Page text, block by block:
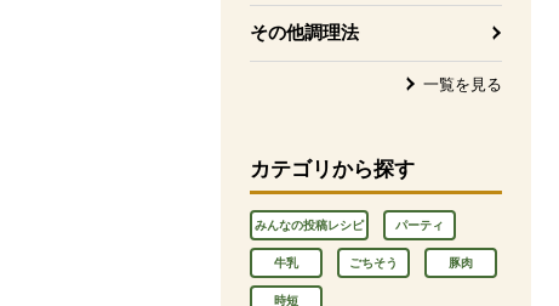
その他調理法
一覧を見る
カテゴリから探す
みんなの投稿レシピ パーティ
牛乳 ごちそう 豚肉
時短